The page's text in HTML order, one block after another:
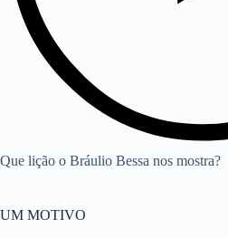
Que lição o Bráulio Bessa nos mostra?
UM MOTIVO